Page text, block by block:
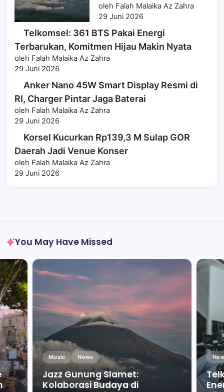
oleh Falah Malaika Az Zahra
29 Juni 2026
Telkomsel: 361 BTS Pakai Energi
Terbarukan, Komitmen Hijau Makin Nyata
oleh Falah Malaika Az Zahra
29 Juni 2026
Anker Nano 45W Smart Display Resmi di
RI, Charger Pintar Jaga Baterai
oleh Falah Malaika Az Zahra
29 Juni 2026
Korsel Kucurkan Rp139,3 M Sulap GOR
Daerah Jadi Venue Konser
oleh Falah Malaika Az Zahra
29 Juni 2026
You May Have Missed
Music News
Jazz Gunung Slamet:
Kolaborasi Budaya di